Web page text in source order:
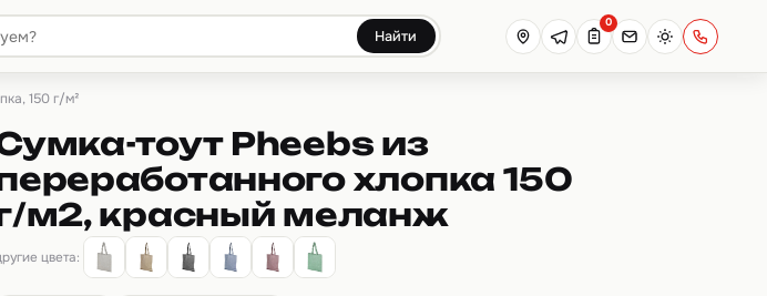
Найти
0
150 г/м²
тоут Pheebs из
хлопка 150
м2, красный меланж
цвета: